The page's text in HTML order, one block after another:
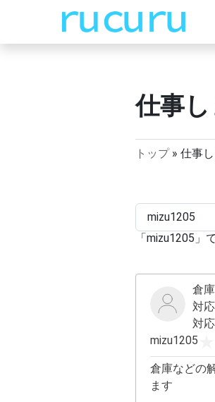
仕事し
トップ» 仕事
「mizu1205 」
倉
対
対
mizu1205
倉庫などの
ます